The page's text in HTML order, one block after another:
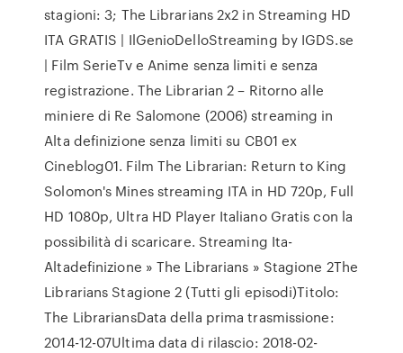
stagioni: 3; The Librarians 2x2 in Streaming HD
ITA GRATIS | IlGenioDelloStreaming by IGDS.se
| Film SerieTv e Anime senza limiti e senza
registrazione. The Librarian 2 – Ritorno alle
miniere di Re Salomone (2006) streaming in
Alta definizione senza limiti su CB01 ex
Cineblog01. Film The Librarian: Return to King
Solomon's Mines streaming ITA in HD 720p, Full
HD 1080p, Ultra HD Player Italiano Gratis con la
possibilità di scaricare. Streaming Ita-
Altadefinizione » The Librarians » Stagione 2The
Librarians Stagione 2 (Tutti gli episodi)Titolo:
The LibrariansData della prima trasmissione:
2014-12-07Ultima data di rilascio: 2018-02-